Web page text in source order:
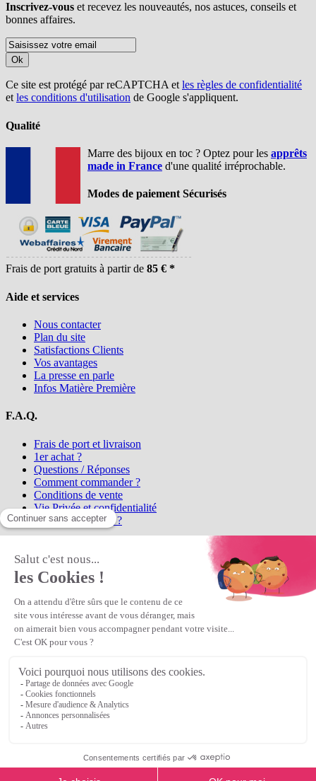
Inscrivez-vous et recevez les nouveautés, nos astuces, conseils et
bonnes affaires.
Ok
Ce site est protégé par reCAPTCHA etles règles de confidentialité
etles conditions d'utilisation de Google s'appliquent.
Qualité
Marre des bijoux en toc ? Optez pour les apprêts
made in France d'une qualité irréprochable.
Modes de paiement Sécurisés
Frais de port gratuits à partir de 85 € *
Aide et services
Nous contacter
Plan du site
Satisfactions Clients
Vos avantages
La presse en parle
Infos Matière Première
F.A.Q.
Frais de port et livraison
1er achat ?
Questions / Réponses
Comment commander ?
Conditions de vente
Vie Privée et confidentialité
Qui sommes-nous ?
la référence en perles et bijoux
perles en ligne, telles que les perles
et cristaux et strass en cristal Preciosa, les perles Miyuki perles et
apprêts en Argent 925, Gold Filled, perles de rocaille Preciosa
Matière Première est un
Première
Veuillez patienter...
Continuer vos achats
or Voir le panier